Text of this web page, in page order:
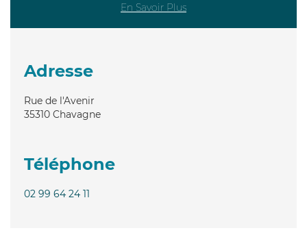
En Savoir Plus
Adresse
Rue de l'Avenir
35310 Chavagne
Téléphone
02 99 64 24 11